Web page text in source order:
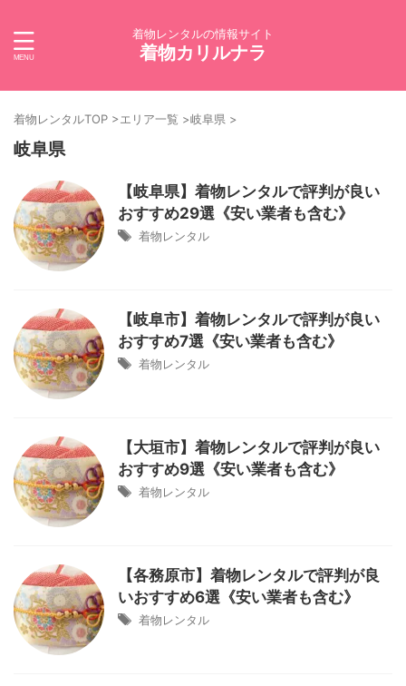
着物レンタルの情報サイト
着物カリルナラ
着物レンタルTOP >エリア一覧 >岐阜県 >
岐阜県
【岐阜県】着物レンタルで評判が良い
おすすめ29選《安い業者も含む》
着物レンタル
【岐阜市】着物レンタルで評判が良い
おすすめ7選《安い業者も含む》
着物レンタル
【大垣市】着物レンタルで評判が良い
おすすめ9選《安い業者も含む》
着物レンタル
【各務原市】着物レンタルで評判が良
いおすすめ6選《安い業者も含む》
着物レンタル